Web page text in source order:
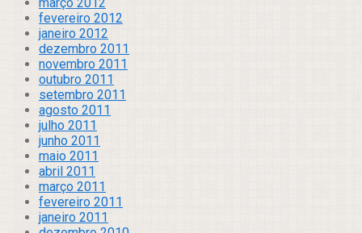
fevereiro 2012
janeiro 2012
dezembro 2011
novembro 2011
outubro 2011
setembro 2011
agosto 2011
julho 2011
junho 2011
maio 2011
abril 2011
março 2011
fevereiro 2011
janeiro 2011